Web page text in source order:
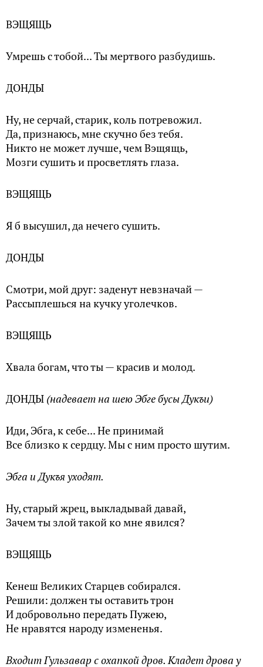
ВЭЩЯЩЬ
Умрешь с тобой... Ты мертвого разбудишь.
ДОНДЫ
Ну, не серчай, старик, коль потревожил.
Да, признаюсь, мне скучно без тебя.
Никто не может лучше, чем Вэщящь,
Мозги сушить и просветлять глаза.
ВЭЩЯЩЬ
Я б высушил, да нечего сушить.
ДОНДЫ
Смотри, мой друг: заденут невзначай —
Рассыплешься на кучку уголечков.
ВЭЩЯЩЬ
Хвала богам, что ты — красив и молод.
ДОНДЫ (надевает на шею Эбге бусы Дукъи)
Иди, Эбга, к себе... Не принимай
Все близко к сердцу. Мы с ним просто шутим.
Эбга и Дукъя уходят.
Ну, старый жрец, выкладывай давай,
Зачем ты злой такой ко мне явился?
ВЭЩЯЩЬ
Кенеш Великих Старцев собирался.
Решили: должен ты оставить трон
И добровольно передать Пужею,
Не нравятся народу измененья.
Входит Гульзавар с охапкой дров. Кладет дрова у